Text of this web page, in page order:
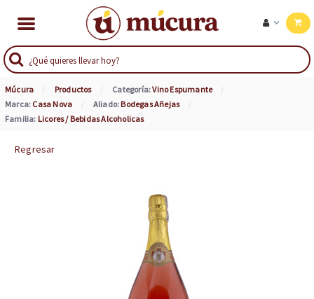
Múcura Productos Categoría:Vino Espumante
Marca: Casa Nova Aliado: Bodegas Añejas
Familia: Licores / Bebidas Alcoholicas
Regresar